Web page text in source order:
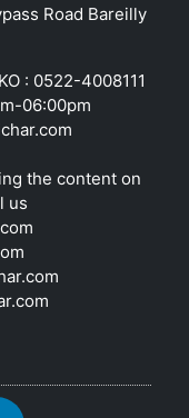
Road Bareilly
: 0522-4008111
06:00pm
the content on
us